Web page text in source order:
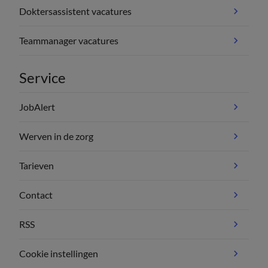
Doktersassistent vacatures
Teammanager vacatures
Service
JobAlert
Werven in de zorg
Tarieven
Contact
RSS
Cookie instellingen